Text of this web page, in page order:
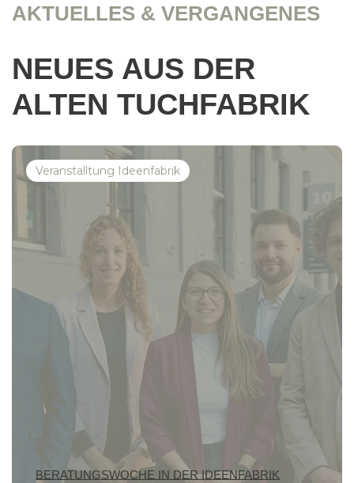
AKTUELLES & VERGANGENES
NEUES AUS DER
ALTEN TUCHFABRIK
Veranstalltung Ideenfabrik
BERATUNGSWOCHE IN DER IDEENFABRIK